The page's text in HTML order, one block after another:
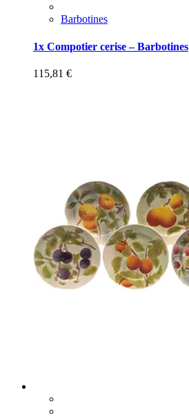
Barbotines
1x Compotier cerise – Barbotines
115,81 €